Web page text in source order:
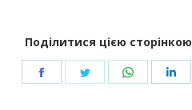
Поділитися цією сторінкою
Share
Share
Share